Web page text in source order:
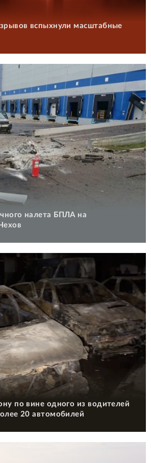
вспыхнули масштабные
налета БПЛА на
по вине одного из водителей
20 автомобилей